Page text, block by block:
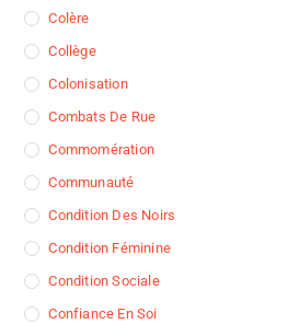
Colère
Collège
Colonisation
Combats De Rue
Commomération
Communauté
Condition Des Noirs
Condition Féminine
Condition Sociale
Confiance En Soi